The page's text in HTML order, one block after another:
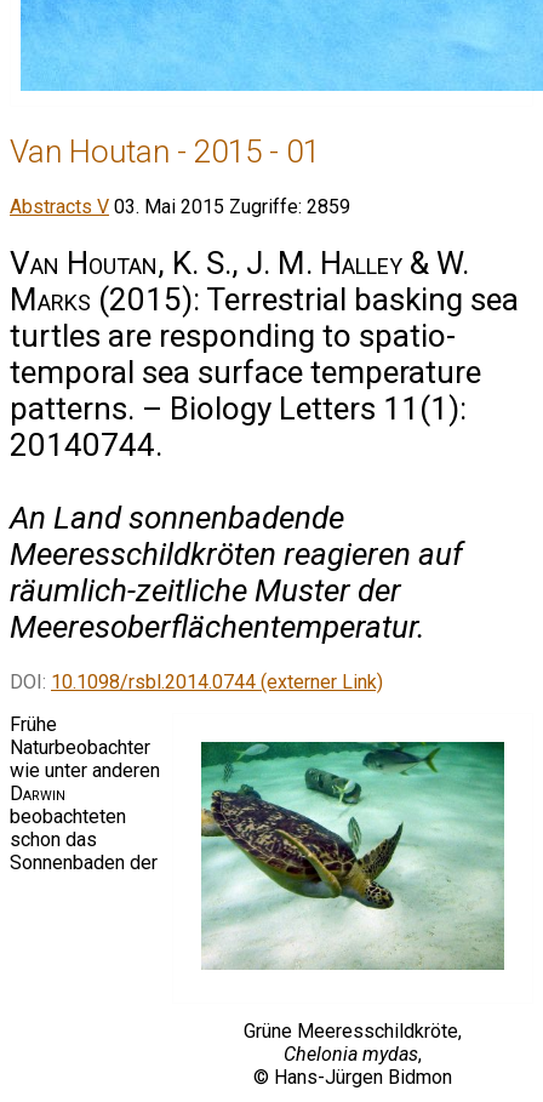
Van Houtan - 2015 - 01
Abstracts V 03. Mai 2015 Zugriffe: 2859
Van Houtan, K. S., J. M. Halley & W.
Marks (2015): Terrestrial basking sea
turtles are responding to spatio-
temporal sea surface temperature
patterns. – Biology Letters 11(1):
20140744.
An Land sonnenbadende
Meeresschildkröten reagieren auf
räumlich-zeitliche Muster der
Meeresoberflächentemperatur.
DOI: 10.1098/rsbl.2014.0744 (externer Link)
Grüne Meeresschildkröte,
Chelonia mydas,
© Hans-Jürgen Bidmon
Frühe
Naturbeobachter
wie unter anderen
Darwin
beobachteten
schon das
Sonnenbaden der